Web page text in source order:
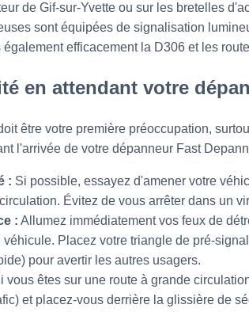
de Gif-sur-Yvette ou sur les bretelles
sont équipées de signalisation
efficacement la D306 et les
en attendant votre
être votre première préoccupation,
l'arrivée de votre dépanneur Fast
: Si possible, essayez d'amener votre
Évitez de vous arrêter dans un
: Allumez immédiatement vos feux de
Placez votre triangle de pré-
pour avertir les autres usagers.
vous êtes sur une route à grande
et placez-vous derrière la glissière de